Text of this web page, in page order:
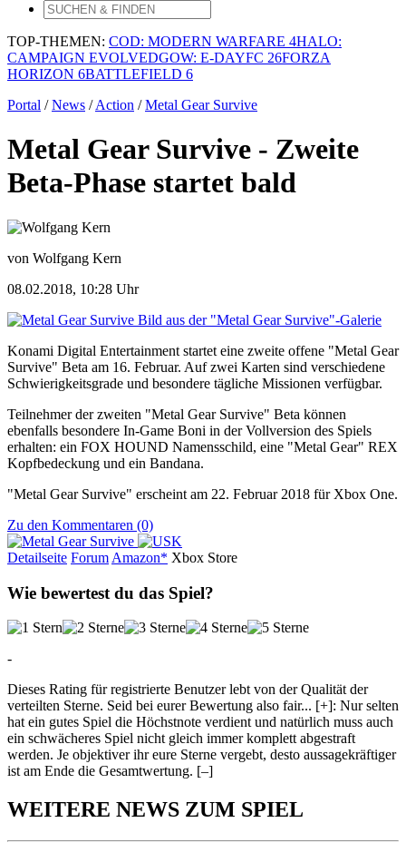
TOP-THEMEN: COD: MODERN WARFARE 4HALO:
CAMPAIGN EVOLVEDGOW: E-DAYFC 26FORZA
HORIZON 6BATTLEFIELD 6
Portal /News /Action /Metal Gear Survive
Metal Gear Survive - Zweite
Beta-Phase startet bald
von Wolfgang Kern
08.02.2018, 10:28 Uhr
Bild aus der "Metal Gear Survive"-Galerie
Konami Digital Entertainment startet eine zweite offene "Metal Gear
Survive" Beta am 16. Februar. Auf zwei Karten sind verschiedene
Schwierigkeitsgrade und besondere tägliche Missionen verfügbar.
Teilnehmer der zweiten "Metal Gear Survive" Beta können
ebenfalls besondere In-Game Boni in der Vollversion des Spiels
erhalten: ein FOX HOUND Namensschild, eine "Metal Gear" REX
Kopfbedeckung und ein Bandana.
"Metal Gear Survive" erscheint am 22. Februar 2018 für Xbox One.
Zu den Kommentaren (0)
Detailseite Forum Amazon* Xbox Store
Wie bewertest du das Spiel?
-
Dieses Rating für registrierte Benutzer lebt von der Qualität der
verteilten Sterne. Seid bei eurer Bewertung also fair... [+]: Nur selten
hat ein gutes Spiel die Höchstnote verdient und natürlich muss auch
ein schwächeres Spiel nicht gleich immer komplett abgestraft
werden. Je objektiver ihr eure Sterne vergebt, desto aussagekräftiger
ist am Ende die Gesamtwertung. [–]
WEITERE NEWS ZUM SPIEL